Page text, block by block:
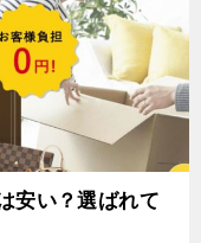
安い？選ばれて